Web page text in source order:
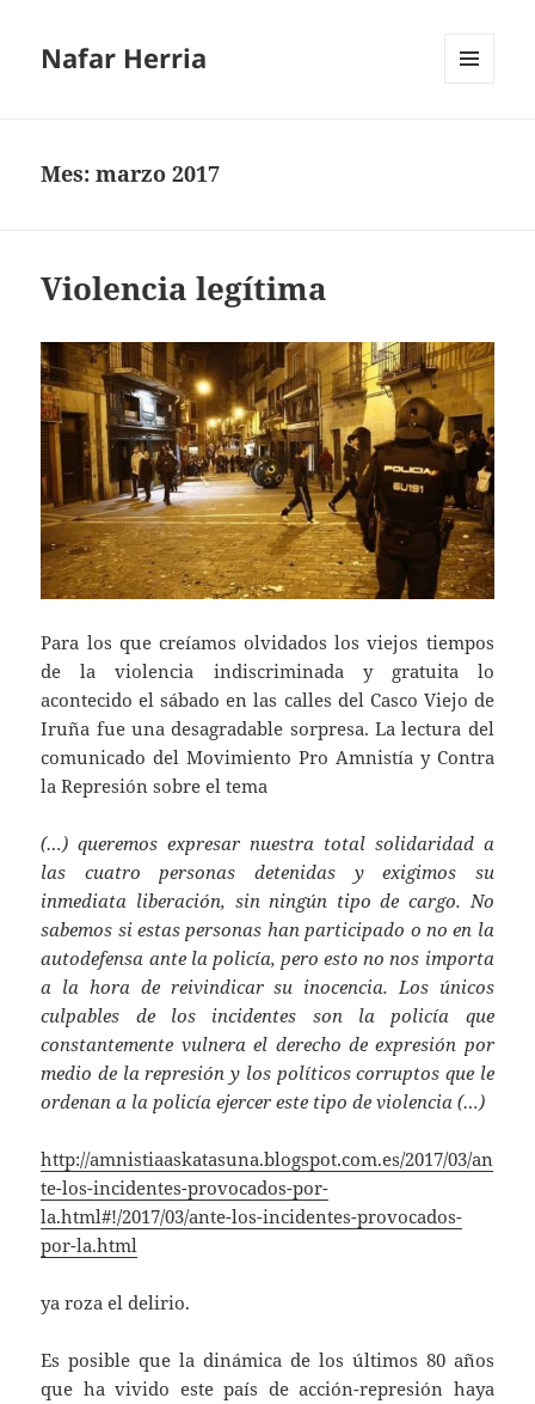
Nafar Herria
Mes:marzo 2017
Violencia legítima
Para los que creíamos olvidados los viejos tiempos
de la violencia indiscriminada y gratuita lo
acontecido el sábado en las calles del Casco Viejo de
Iruña fue una desagradable sorpresa. La lectura del
comunicado del Movimiento Pro Amnistía y Contra
la Represión sobre el tema
(…) queremos expresar nuestra total solidaridad a
las cuatro personas detenidas y exigimos su
inmediata liberación, sin ningún tipo de cargo. No
sabemos si estas personas han participado o no en la
autodefensa ante la policía, pero esto no nos importa
a la hora de reivindicar su inocencia. Los únicos
culpables de los incidentes son la policía que
constantemente vulnera el derecho de expresión por
medio de la represión y los políticos corruptos que le
ordenan a la policía ejercer este tipo de violencia (…)
http://amnistiaaskatasuna.blogspot.com.es/2017/03/an
te-los-incidentes-provocados-por-
la.html#!/2017/03/ante-los-incidentes-provocados-
por-la.html
ya roza el delirio.
Es posible que la dinámica de los últimos 80 años
que ha vivido este país de acción-represión haya